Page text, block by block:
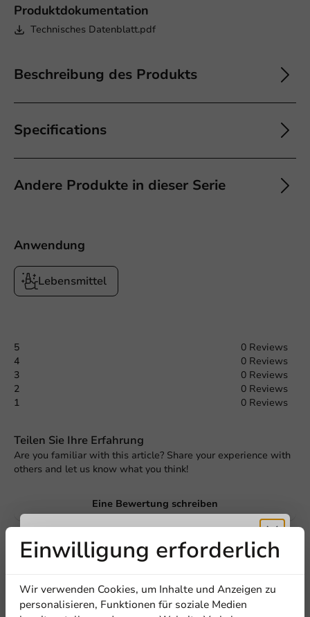
Produktdokumentation
Technisches Datenblatt.pdf
Beschreibung des Produkts
Specifications
Andere Produkte in dieser Serie
Anwendung
Lebensmittel
5
0 Reviews
4
0 Reviews
3
0 Reviews
2
0 Reviews
1
0 Reviews
Teilen Sie Ihre Erfahrung
Are you familiar with this article? Share your experience with
others and let us know what you think!
Eine Bewertung schreiben
Einwilligung erforderlich
Wir verwenden Cookies, um Inhalte und Anzeigen zu
personalisieren, Funktionen für soziale Medien
Erhalten Sie